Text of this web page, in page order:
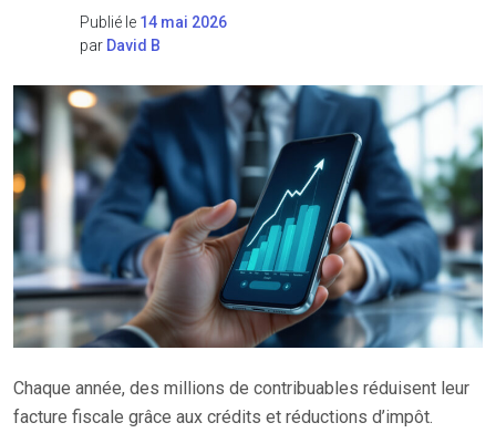
Publié le 14 mai 2026
par David B
Chaque année, des millions de contribuables réduisent leur
facture fiscale grâce aux crédits et réductions d’impôt.